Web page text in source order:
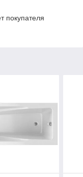
покупателя